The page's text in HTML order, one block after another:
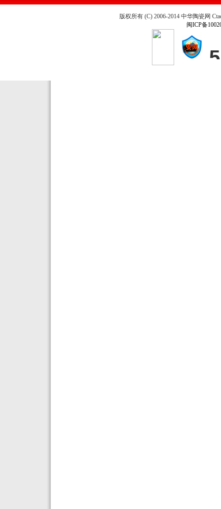
版权所有 (C) 2006-2014 中华陶瓷网
闽ICP备